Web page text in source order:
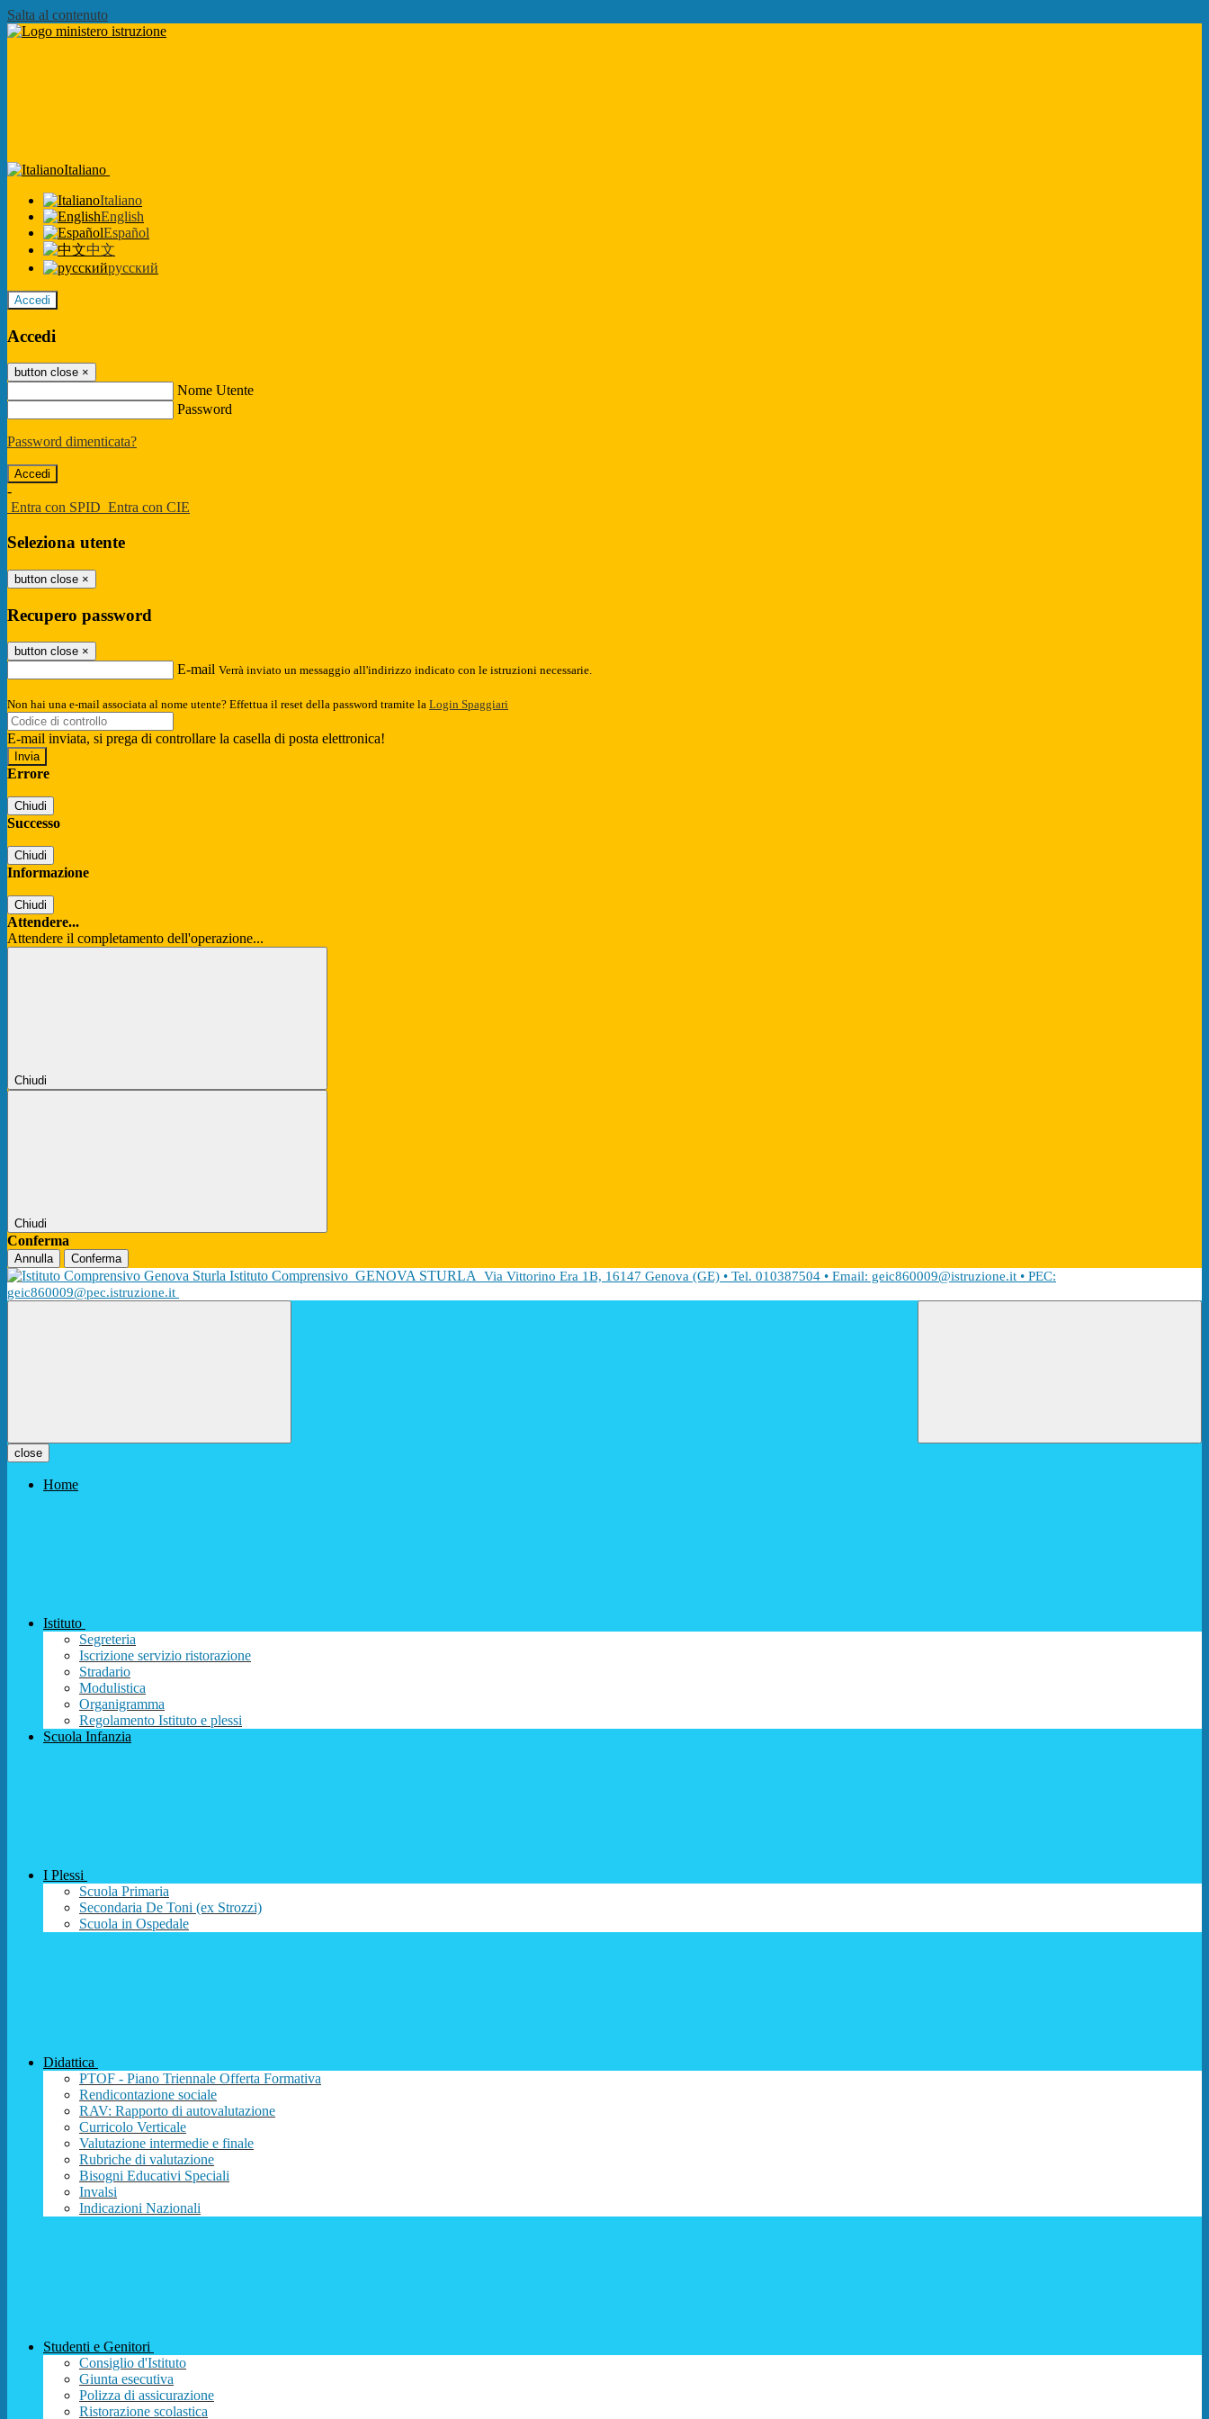
Salta al contenuto
Italiano
Italiano
English
Español
中文
русский
Accedi
Accedi
button close ×
Nome Utente
Password
Password dimenticata?
-
Entra con SPID Entra con CIE
Seleziona utente
button close ×
Recupero password
button close ×
E-mail Verrà inviato un messaggio all'indirizzo indicato con le istruzioni necessarie.
Non hai una e-mail associata al nome utente? Effettua il reset della password tramite la Login Spaggiari
E-mail inviata, si prega di controllare la casella di posta elettronica!
Errore
Chiudi
Successo
Chiudi
Informazione
Chiudi
Attendere...
Attendere il completamento dell'operazione...
Chiudi
Chiudi
Conferma
Annulla Conferma
Istituto Comprensivo GENOVA STURLA
Via Vittorino Era 1B, 16147 Genova (GE) • Tel. 010387504 • Email: geic860009@istruzione.it • PEC:
geic860009@pec.istruzione.it
close
Home
Istituto
Segreteria
Iscrizione servizio ristorazione
Stradario
Modulistica
Organigramma
Regolamento Istituto e plessi
Scuola Infanzia
I Plessi
Scuola Primaria
Secondaria De Toni (ex Strozzi)
Scuola in Ospedale
Didattica
PTOF - Piano Triennale Offerta Formativa
Rendicontazione sociale
RAV: Rapporto di autovalutazione
Curricolo Verticale
Valutazione intermedie e finale
Rubriche di valutazione
Bisogni Educativi Speciali
Invalsi
Indicazioni Nazionali
Studenti e Genitori
Consiglio d'Istituto
Giunta esecutiva
Polizza di assicurazione
Ristorazione scolastica